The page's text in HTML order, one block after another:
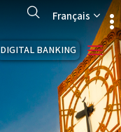
Français
Search
DIGITAL BANKING